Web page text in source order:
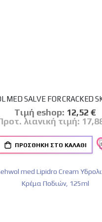
MED SALVE FOR CRACKED
Tιμή eshop: Ειδική
Τιμή
12,52 €
λιανική τιμή:
ΠΡΟΣΘΉΚΗ ΣΤΟ ΚΑΛΆΘΙ